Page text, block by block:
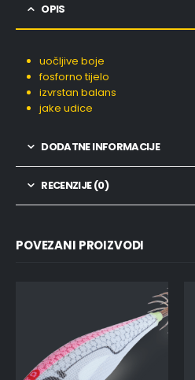
OPIS
uočljive boje
fosforno tijelo
izvrstan balans
jake udice
DODATNE INFORMACIJE
RECENZIJE (0)
POVEZANI PROIZVODI